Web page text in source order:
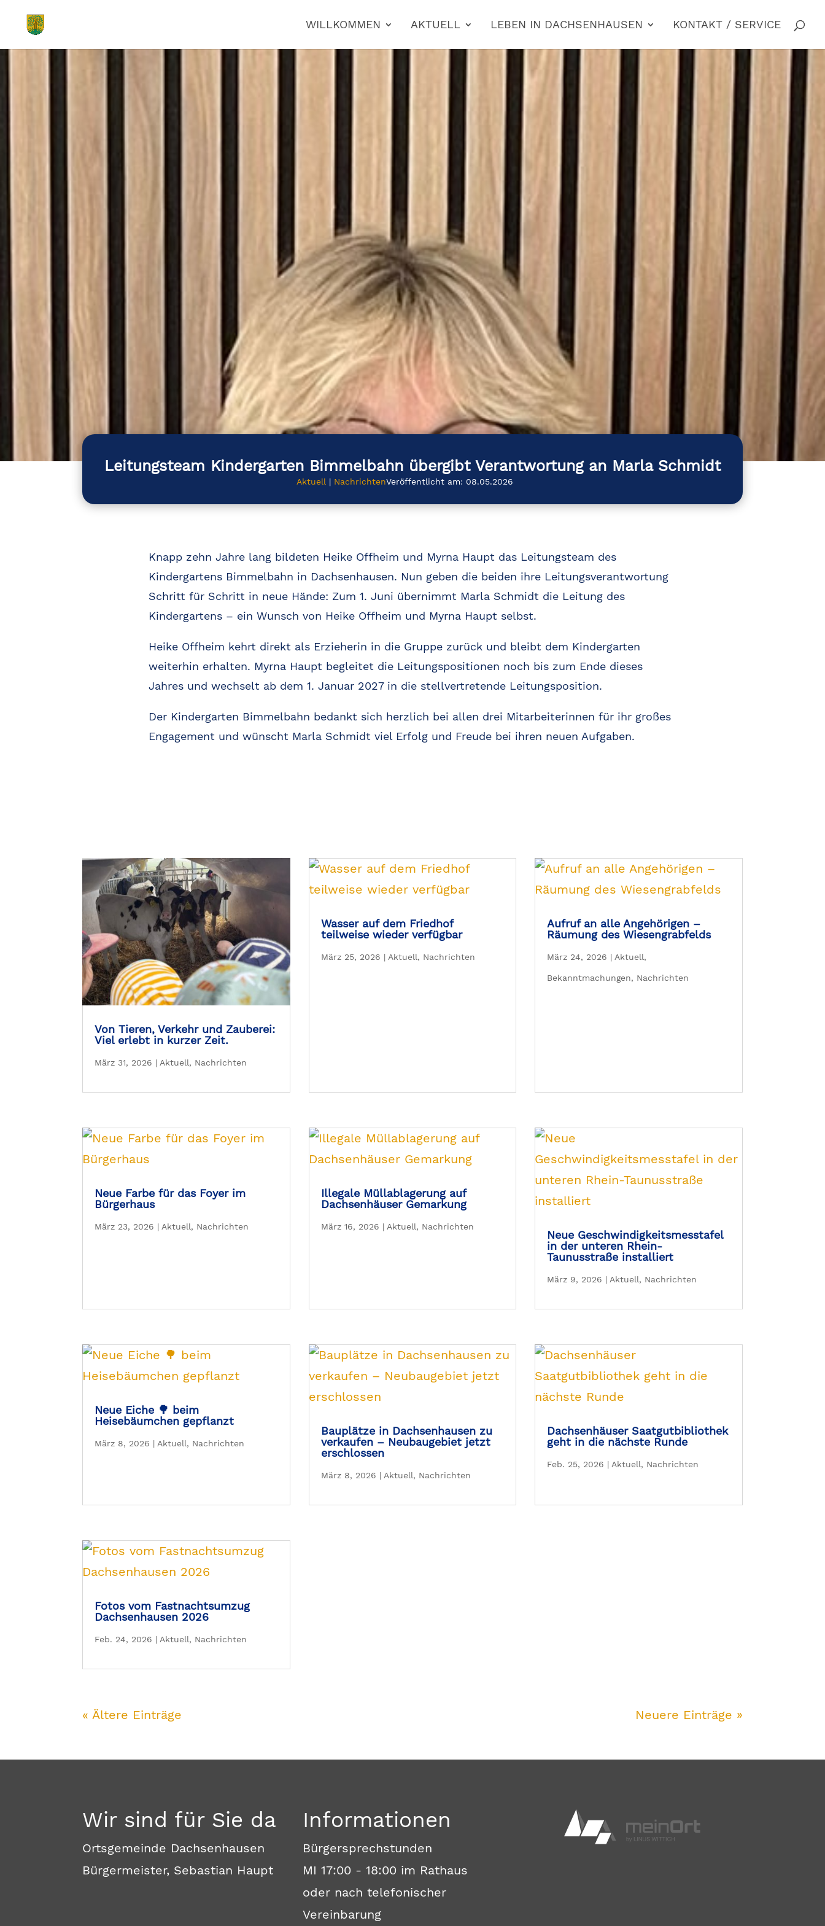
WILLKOMMEN AKTUELL LEBEN IN DACHSENHAUSEN KONTAKT / SERVICE
Leitungsteam Kindergarten Bimmelbahn übergibt Verantwortung an Marla Schmidt
Aktuell | NachrichtenVeröffentlicht am: 08.05.2026
Knapp zehn Jahre lang bildeten Heike Offheim und Myrna Haupt das Leitungsteam des
Kindergartens Bimmelbahn in Dachsenhausen. Nun geben die beiden ihre Leitungsverantwortung
Schritt für Schritt in neue Hände: Zum 1. Juni übernimmt Marla Schmidt die Leitung des
Kindergartens – ein Wunsch von Heike Offheim und Myrna Haupt selbst.
Heike Offheim kehrt direkt als Erzieherin in die Gruppe zurück und bleibt dem Kindergarten
weiterhin erhalten. Myrna Haupt begleitet die Leitungspositionen noch bis zum Ende dieses
Jahres und wechselt ab dem 1. Januar 2027 in die stellvertretende Leitungsposition.
Der Kindergarten Bimmelbahn bedankt sich herzlich bei allen drei Mitarbeiterinnen für ihr großes
Engagement und wünscht Marla Schmidt viel Erfolg und Freude bei ihren neuen Aufgaben.
Von Tieren, Verkehr und Zauberei:
Viel erlebt in kurzer Zeit.
März 31, 2026 | Aktuell, Nachrichten
Wasser auf dem Friedhof
teilweise wieder verfügbar
März 25, 2026 | Aktuell, Nachrichten
Aufruf an alle Angehörigen –
Räumung des Wiesengrabfelds
März 24, 2026 | Aktuell,
Bekanntmachungen, Nachrichten
Neue Farbe für das Foyer im
Bürgerhaus
März 23, 2026 | Aktuell, Nachrichten
Illegale Müllablagerung auf
Dachsenhäuser Gemarkung
März 16, 2026 | Aktuell, Nachrichten
Neue Geschwindigkeitsmesstafel
in der unteren Rhein-
Taunusstraße installiert
März 9, 2026 | Aktuell, Nachrichten
Neue Eiche 🌳 beim
Heisebäumchen gepflanzt
März 8, 2026 | Aktuell, Nachrichten
Bauplätze in Dachsenhausen zu
verkaufen – Neubaugebiet jetzt
erschlossen
März 8, 2026 | Aktuell, Nachrichten
Dachsenhäuser Saatgutbibliothek
geht in die nächste Runde
Feb. 25, 2026 | Aktuell, Nachrichten
Fotos vom Fastnachtsumzug
Dachsenhausen 2026
Feb. 24, 2026 | Aktuell, Nachrichten
« Ältere Einträge Neuere Einträge »
Wir sind für Sie da
Ortsgemeinde Dachsenhausen
Bürgermeister, Sebastian Haupt
Informationen
Bürgersprechstunden
MI 17:00 - 18:00 im Rathaus
oder nach telefonischer
Vereinbarung